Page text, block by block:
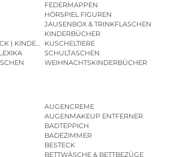
FEDERMAPPEN
HÖRSPIEL FIGUREN
JAUSENBOX & TRINKFLASCHEN
KINDERBÜCHER
| KINDERGARTENBEUTEL
KUSCHELTIERE
SCHULTASCHEN
WEIHNACHTSKINDERBÜCHER
AUGENCREME
AUGENMAKEUP ENTFERNER
BADTEPPICH
BADEZIMMER
BESTECK
BETTWÄSCHE & BETTBEZÜGE